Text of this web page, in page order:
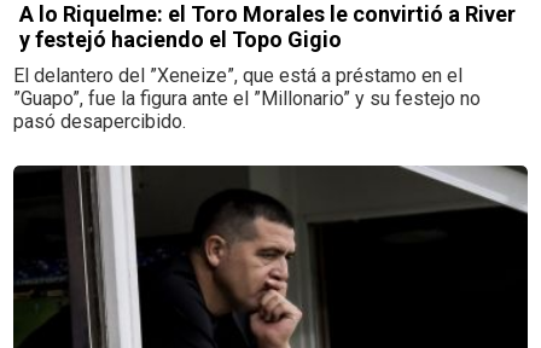
A lo Riquelme: el Toro Morales le convirtió a River
y festejó haciendo el Topo Gigio
El delantero del ”Xeneize”, que está a préstamo en el
”Guapo”, fue la figura ante el ”Millonario” y su festejo no
pasó desapercibido.